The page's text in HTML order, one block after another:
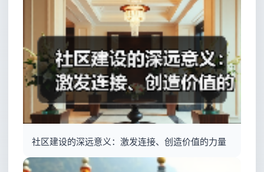
社区建设的深远意义：激发连接、创造价值的力量